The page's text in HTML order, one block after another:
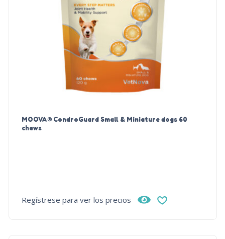
MOOVA® CondroGuard Small & Miniature dogs 60
chews
Regístrese para ver los precios